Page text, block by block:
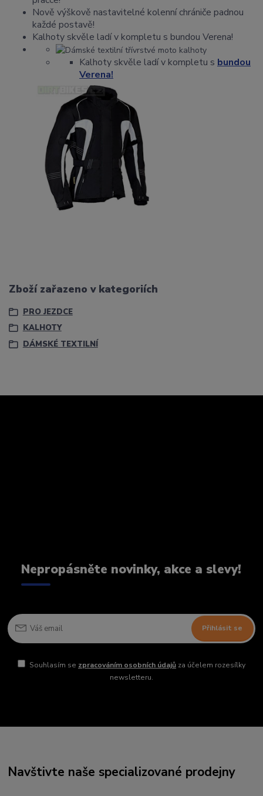
Nově výškově nastavitelné kolenní chrániče padnou
každé postavě!
Kalhoty skvěle ladí v kompletu s bundou Verena!
Kalhoty skvěle ladí v kompletu s bundou
Verena!
Zboží zařazeno v kategoriích
PRO JEZDCE
KALHOTY
DÁMSKÉ TEXTILNÍ
Nepropásněte novinky, akce a slevy!
Přihlásit se
Souhlasím se zpracováním osobních údajůza účelem rozesílky
newsletteru.
Navštivte naše specializované prodejny